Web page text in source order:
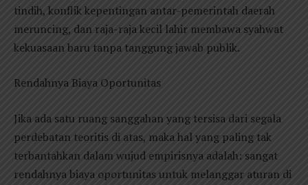
tindih, konflik kepentingan antar-pemerintah daerah
meruncing, dan raja-raja kecil lahir membawa syahwat
kekuasaan baru tanpa tanggung jawab publik.
Rendahnya Biaya Oportunitas
Jika ada satu ruang sanggahan yang tersisa dari segala
perdebatan teoritis di atas, maka hal yang paling tak
terbantahkan dalam wujud empirisnya adalah: sangat
rendahnya biaya oportunitas untuk melanggar aturan di